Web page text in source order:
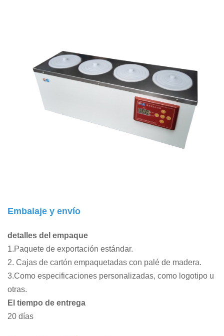
Embalaje y envío
detalles del empaque
1.Paquete de exportación estándar.
2. Cajas de cartón empaquetadas con palé de madera.
3.Como especificaciones personalizadas, como logotipo u
otras.
El tiempo de entrega
20 días